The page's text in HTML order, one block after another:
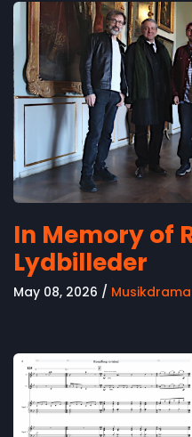
In Memory of
Lydbilleder
May 08, 2026